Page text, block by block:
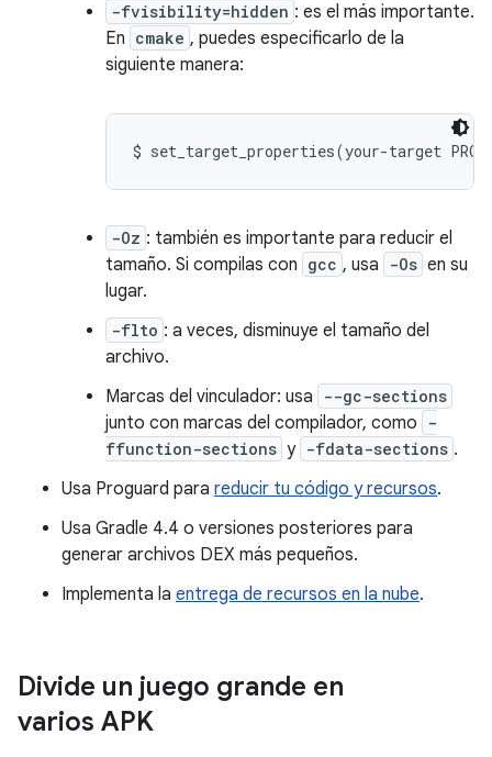
-fvisibility=hidden : es el más importante.
En cmake , puedes especificarlo de la
siguiente manera:
-Oz : también es importante para reducir el
tamaño. Si compilas con gcc , usa -Os en su
lugar.
-flto : a veces, disminuye el tamaño del
archivo.
Marcas del vinculador: usa
--gc-sections
junto con marcas del compilador, como
-
ffunction-sections y -fdata-sections .
Usa Proguard para reducir tu código y recursos.
Usa Gradle 4.4 o versiones posteriores para
generar archivos DEX más pequeños.
Implementa la entrega de recursos en la nube.
Divide un juego grande en
varios APK